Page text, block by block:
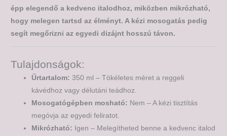
épp elegendő a kedvenc italodhoz, miközben mikrózható,
hogy melegen tartsd az élményt. A kézi mosogatás pedig
segít megőrizni az egyedi dizájnt hosszú távon.
Tulajdonságok:
Űrtartalom: 350 ml – Tökéletes méret a reggeli
kávédhoz vagy délutáni teádhoz.
Mosogatógépben mosható: Nem – A kézi tisztítás
megóvja az egyedi feliratot.
Mikrózható: Igen – Melegítheted benne a kedvenc italod